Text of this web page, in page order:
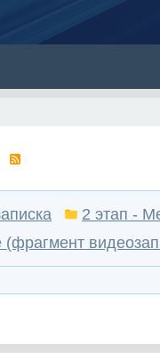
2 этап -
(фрагмент